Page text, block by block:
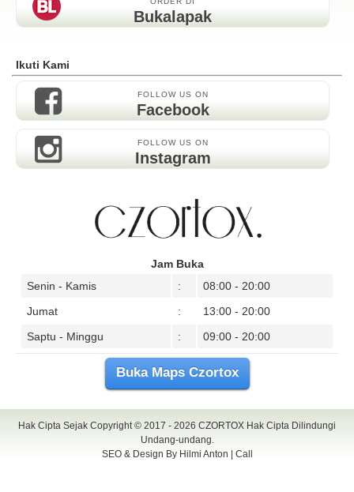
Bukalapak
Ikuti Kami
FOLLOW US ON
Facebook
FOLLOW US ON
Instagram
Jam Buka
Senin - Kamis
:
08:00 - 20:00
Jumat
:
13:00 - 20:00
Saptu - Minggu
: 09:00 - 20:00
Buka Maps Czortox
Hak Cipta Sejak Copyright © 2017 - 2026 CZORTOX Hak Cipta Dilindungi
Undang-undang.
SEO & Design By Hilmi Anton
Call